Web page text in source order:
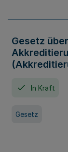
Gesetz
In Kraft
Gesetz